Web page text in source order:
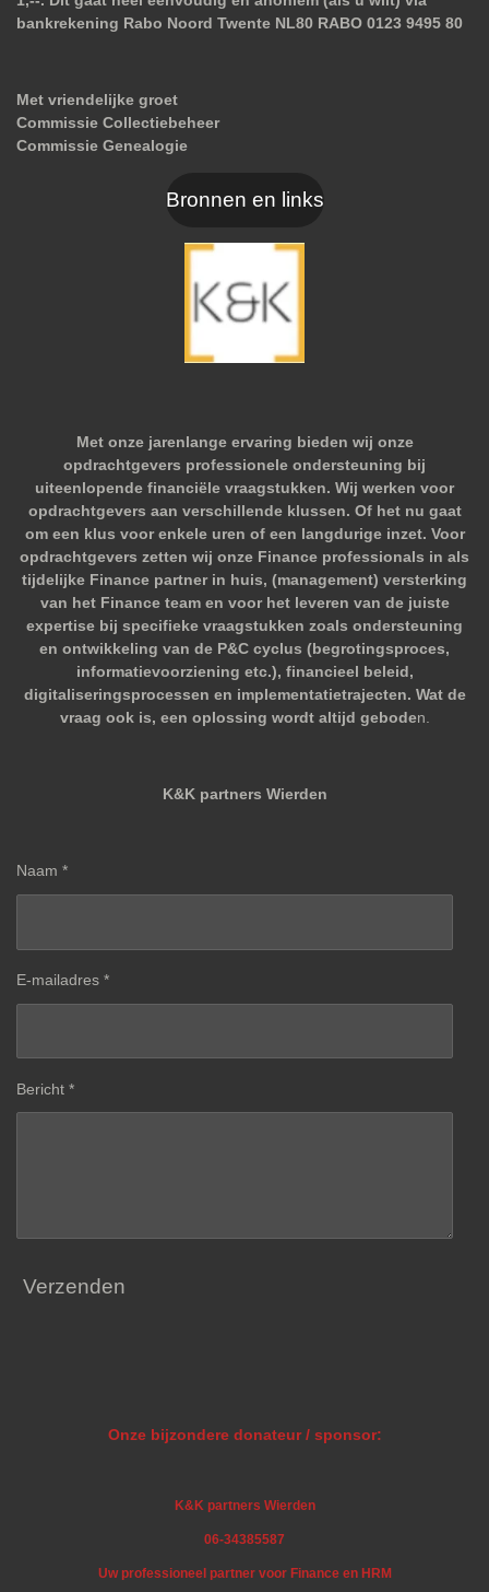
bankrekening Rabo Noord Twente NL80 RABO 0123 9495 80
Met vriendelijke groet
Commissie Collectiebeheer
Commissie Genealogie
Bronnen en links
Met onze jarenlange ervaring bieden wij onze
opdrachtgevers professionele ondersteuning bij
uiteenlopende financiële vraagstukken. Wij werken voor
opdrachtgevers aan verschillende klussen. Of het nu gaat
om een klus voor enkele uren of een langdurige inzet. Voor
opdrachtgevers zetten wij onze Finance professionals in als
tijdelijke Finance partner in huis, (management) versterking
van het Finance team en voor het leveren van de juiste
expertise bij specifieke vraagstukken zoals ondersteuning
en ontwikkeling van de P&C cyclus (begrotingsproces,
informatievoorziening etc.), financieel beleid,
digitaliseringsprocessen en implementatietrajecten. Wat de
vraag ook is, een oplossing wordt altijd geboden.
K&K partners Wierden
Naam *
E-mailadres *
Bericht *
Verzenden
Onze bijzondere donateur / sponsor:
K&K partners Wierden
06-34385587
Uw professioneel partner voor Finance en HRM